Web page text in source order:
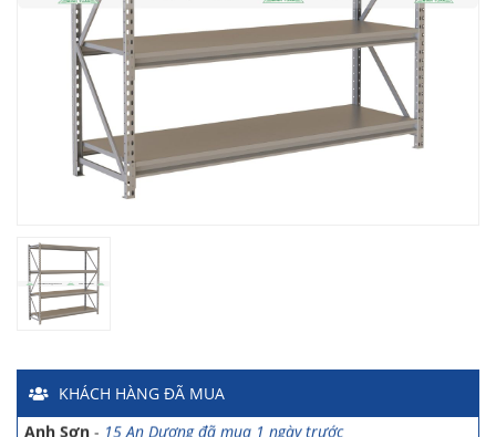
KHÁCH HÀNG ĐÃ MUA
Ngõ 88 Phố Ngọc Hà đã mua 7 giờ trước
Anh Quang
Chị Nghi-
Anh Thảo
Chị Ánh
Anh Sơn- 15 An Dương đã mua 1 ngày trước